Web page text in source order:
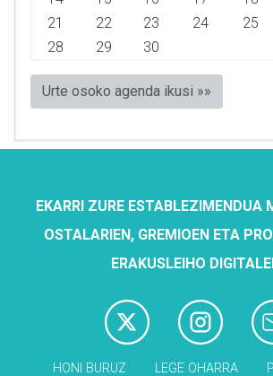
21
22 23 24 25
28
29 30
Urte osoko agenda ikusi »»
EKARRI ZURE ESTABLEZIMENDUA
OSTALARIEN, GREMIOEN ETA
ERAKUSLEIHO
HONI BURUZ LEGE OHARRA